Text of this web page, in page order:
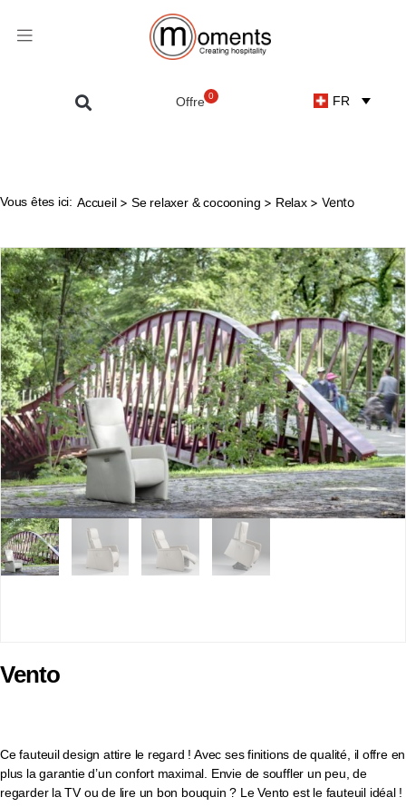
0 FR
Vous êtes ici: Accueil> Se relaxer & cocooning > Relax> Vento
Vento
Ce fauteuil design attire le regard ! Avec ses finitions de qualité, il offre en
plus la garantie d’un confort maximal. Envie de souffler un peu, de
regarder la TV ou de lire un bon bouquin ? Le Vento est le fauteuil idéal !